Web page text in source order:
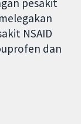
pesakit
NSAID
dan